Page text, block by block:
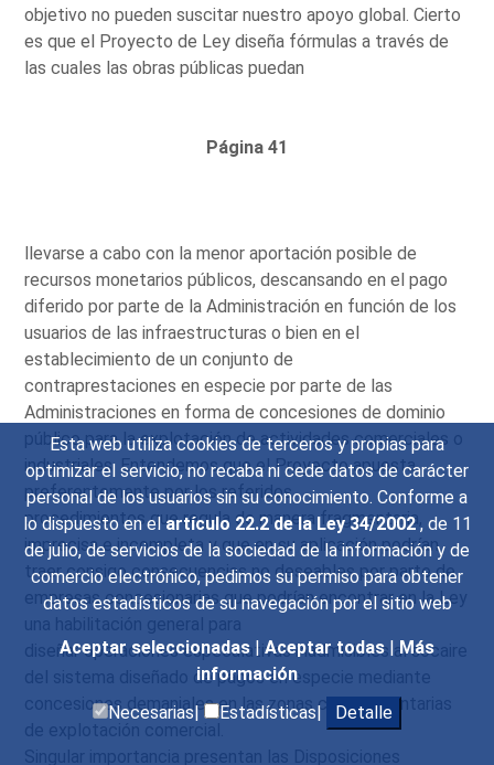
Esta web utiliza cookies de terceros y propias para
optimizar el servicio, no recaba ni cede datos de carácter
personal de los usuarios sin su conocimiento. Conforme a
lo dispuesto en el artículo 22.2 de la Ley 34/2002, de 11
de julio, de servicios de la sociedad de la información y de
comercio electrónico, pedimos su permiso para obtener
datos estadísticos de su navegación por el sitio web
Aceptar seleccionadas|Aceptar todas |Más
información
Necesarias|
Estadísticas| Detalle
objetivo no pueden suscitar nuestro apoyo global. Cierto
es que el Proyecto de Ley diseña fórmulas a través de
las cuales las obras públicas puedan
Página 41
llevarse a cabo con la menor aportación posible de
recursos monetarios públicos, descansando en el pago
diferido por parte de la Administración en función de los
usuarios de las infraestructuras o bien en el
establecimiento de un conjunto de
contraprestaciones en especie por parte de las
Administraciones en forma de concesiones de dominio
público para la explotación de actividades comerciales o
industriales. Entendemos que el Proyecto apuesta
preferentemente por los referidos
procedimientos que regula de manera fragmentaria,
imprecisa e incompleta y que en su aplicación podrían
traer consigo consecuencias no deseables por parte de
empresas concesionarias que podrían encontrar en la Ley
una habilitación general para
diseñar operaciones especulativas inadmisibles al socaire
del sistema diseñado de pagos en especie mediante
concesiones demaniales en las zonas complementarias
de explotación comercial.
Singular importancia presentan las Disposiciones